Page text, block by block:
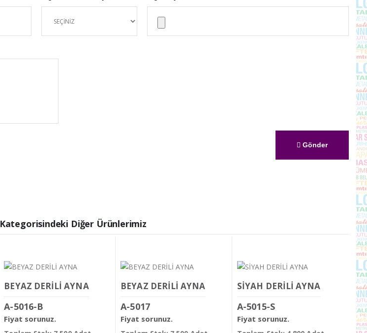
Gönder
Kategorisindeki Diğer Ürünlerimiz
BEYAZ DERİLİ AYNA
A-5016-B
Fiyat sorunuz.
BEYAZ DERİLİ AYNA
A-5017
Fiyat sorunuz.
SİYAH DERİLİ AYNA
A-5015-S
Fiyat sorunuz.